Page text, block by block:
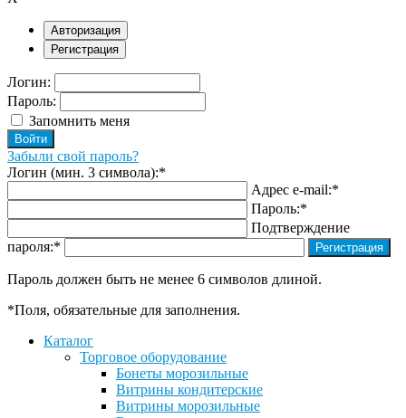
Авторизация
Регистрация
Логин:
Пароль:
Запомнить меня
Забыли свой пароль?
Логин (мин. 3 символа):*
Адрес e-mail:*
Пароль:*
Подтверждение
пароля:*
Пароль должен быть не менее 6 символов длиной.
*Поля, обязательные для заполнения.
Каталог
Торговое оборудование
Бонеты морозильные
Витрины кондитерские
Витрины морозильные